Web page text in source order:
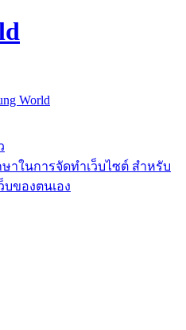
World
าในการจัดทำเว็บไซต์ สำหรับ
บของตนเอง